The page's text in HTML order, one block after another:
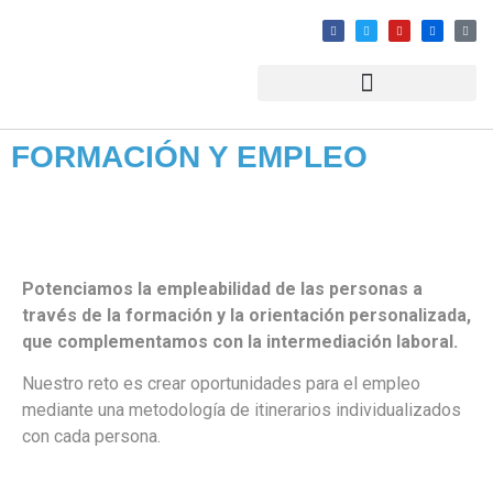
FORMACIÓN Y EMPLEO
Potenciamos la empleabilidad de las personas a
través de la formación y la orientación personalizada,
que complementamos con la intermediación laboral.
Nuestro reto es crear oportunidades para el empleo
mediante una metodología de itinerarios individualizados
con cada persona.